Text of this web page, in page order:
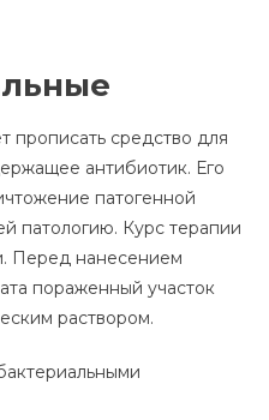
прописать средство для
антибиотик. Его
патогенной
патологию. Курс терапии
Перед нанесением
пораженный участок
раствором.